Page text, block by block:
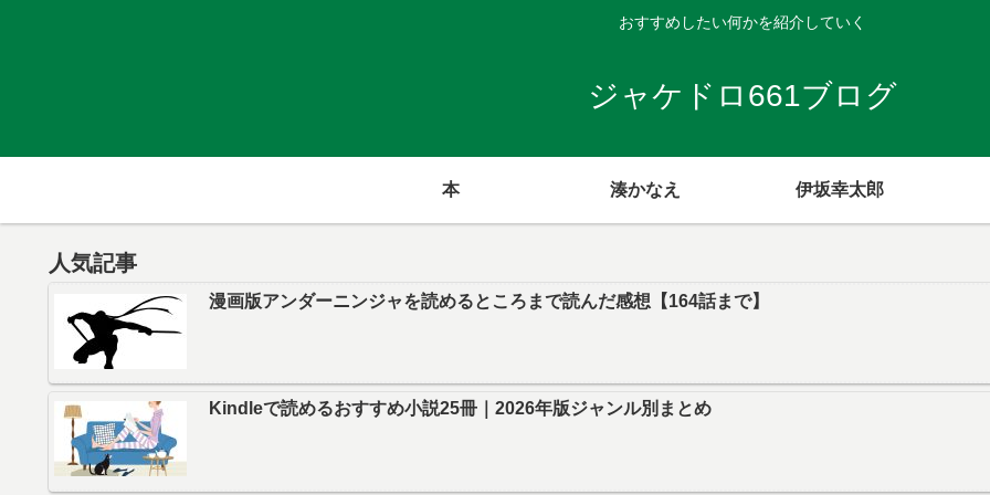
おすすめしたい何かを紹介していく
ジャケドロ661ブログ
本 湊かなえ 伊坂幸太郎
人気記事
漫画版アンダーニンジャを読めるところまで読んだ感想【164話まで】
Kindleで読めるおすすめ小説25冊｜2026年版ジャンル別まとめ